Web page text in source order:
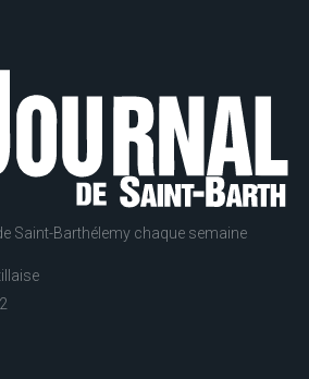
Saint-Barthélemy chaque semaine